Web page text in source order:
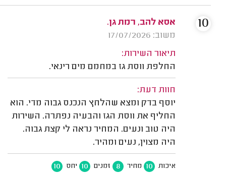
אסא להב, רמת גן.
משוב: 17/07/2026
תיאור השירות:
החלפת ווסת גז במחמם מים רינאי.
חוות דעת:
יוסף בדק ומצא שהלחץ הנכנס גבוה מדי. הוא
החליף את ווסת הגז והבעיה נפתרה. השירות
היה טוב ונעים. המחיר נראה לי קצת גבוה.
היה מצוין, נעים ומהיר.
איכות 10 מחיר 8 זמנים 10 יחס 10
10